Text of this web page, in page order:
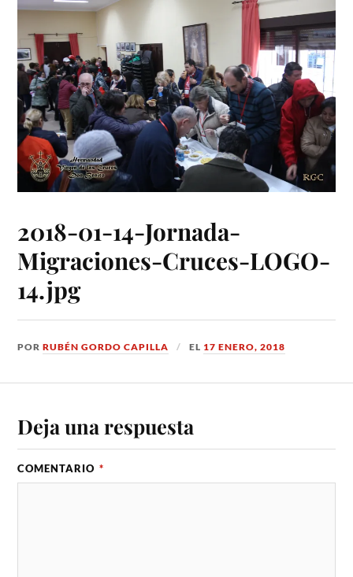
2018-01-14-Jornada-
Migraciones-Cruces-LOGO-
14.jpg
PORRUBÉN GORDO CAPILLA EL 17 ENERO, 2018
Deja una respuesta
COMENTARIO *